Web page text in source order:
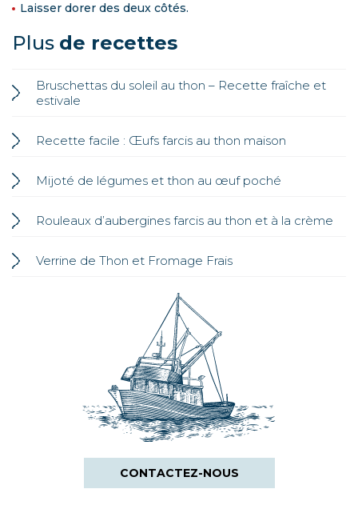
Laisser dorer des deux côtés.
Plus de recettes
Bruschettas du soleil au thon – Recette fraîche et
estivale
Recette facile : Œufs farcis au thon maison
Mijoté de légumes et thon au œuf poché
Rouleaux d’aubergines farcis au thon et à la crème
Verrine de Thon et Fromage Frais
CONTACTEZ-NOUS